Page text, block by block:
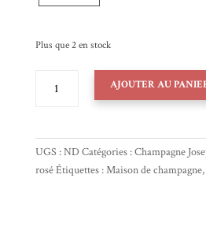
Plus que 2 en stock
PERRIER
_
AJOUTER AU
UGS :NDCatégories :Champagne
roséÉtiquettes :Maison de champagne,